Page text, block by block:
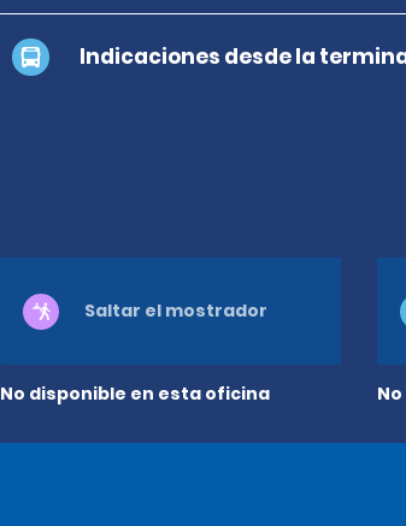
Indicaciones desde la
No disponible en esta oficina
Saltar el mostrador